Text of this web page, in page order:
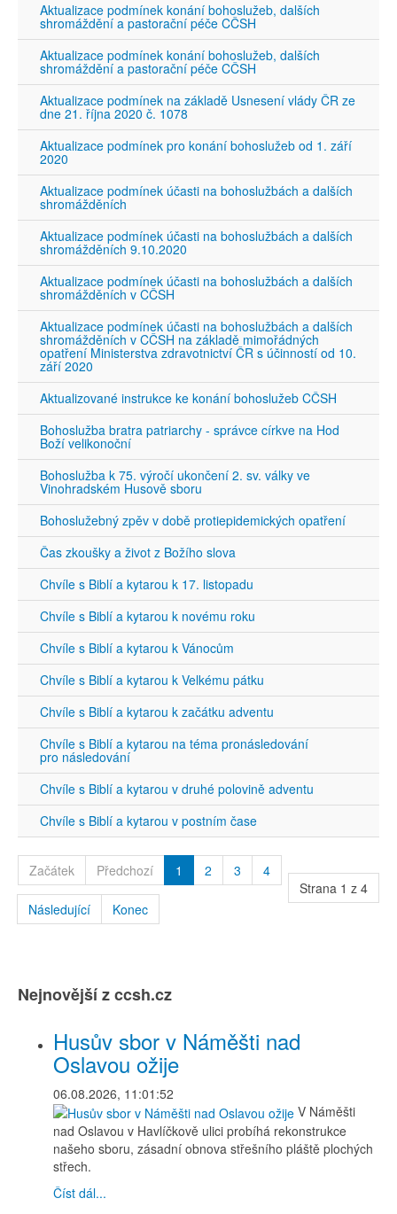
Aktualizace podmínek konání bohoslužeb, dalších
shromáždění a pastorační péče CČSH
Aktualizace podmínek konání bohoslužeb, dalších
shromáždění a pastorační péče CČSH
Aktualizace podmínek na základě Usnesení vlády ČR ze
dne 21. října 2020 č. 1078
Aktualizace podmínek pro konání bohoslužeb od 1. září
2020
Aktualizace podmínek účasti na bohoslužbách a dalších
shromážděních
Aktualizace podmínek účasti na bohoslužbách a dalších
shromážděních 9.10.2020
Aktualizace podmínek účasti na bohoslužbách a dalších
shromážděních v CČSH
Aktualizace podmínek účasti na bohoslužbách a dalších
shromážděních v CČSH na základě mimořádných
opatření Ministerstva zdravotnictví ČR s účinností od 10.
září 2020
Aktualizované instrukce ke konání bohoslužeb CČSH
Bohoslužba bratra patriarchy - správce církve na Hod
Boží velikonoční
Bohoslužba k 75. výročí ukončení 2. sv. války ve
Vinohradském Husově sboru
Bohoslužebný zpěv v době protiepidemických opatření
Čas zkoušky a život z Božího slova
Chvíle s Biblí a kytarou k 17. listopadu
Chvíle s Biblí a kytarou k novému roku
Chvíle s Biblí a kytarou k Vánocům
Chvíle s Biblí a kytarou k Velkému pátku
Chvíle s Biblí a kytarou k začátku adventu
Chvíle s Biblí a kytarou na téma pronásledování
pro následování
Chvíle s Biblí a kytarou v druhé polovině adventu
Chvíle s Biblí a kytarou v postním čase
Strana 1 z 4
Začátek Předchozí 1 2 3 4
Následující Konec
Nejnovější z ccsh.cz
Husův sbor v Náměšti nad
Oslavou ožije
06.08.2026, 11:01:52
V Náměšti
nad Oslavou v Havlíčkově ulici probíhá rekonstrukce
našeho sboru, zásadní obnova střešního pláště plochých
střech.
Číst dál...